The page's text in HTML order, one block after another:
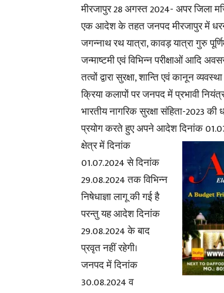
मीरजापुर 28 अगस्त 2024- अपर जिला
एक आदेश के तहत जनपद मीरजापुर में
जगन्नाथ रथ यात्रा, कावड़ यात्रा गुरु
जन्माष्टमी एवं विभिन्न परीक्षाओं आदि
तत्वों द्वारा सुरक्षा, शान्ति एवं कानून
क्रिया कलापों पर जनपद में प्रभावी
भारतीय नागरिक सुरक्षा संहिता-2023
प्रयोग करते हुए अपने आदेश दिनांक
क्षेत्र में दिनांक
01.07.2024 से दिनांक
29.08.2024 तक विभिन्न
निषेधाज्ञा लागू की गई है
परन्तु यह आदेश दिनांक
29.08.2024 के बाद
प्रवृत नहीं रहेगी।
जनपद में दिनांक
30.08.2024 व